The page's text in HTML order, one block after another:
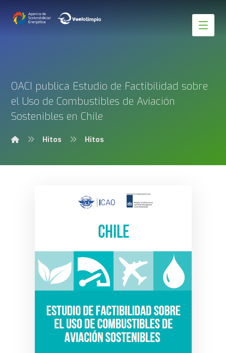
OACI publica Estudio de Factibilidad sobre
el Uso de Combustibles de Aviación
Sostenibles en Chile
Hitos Hitos